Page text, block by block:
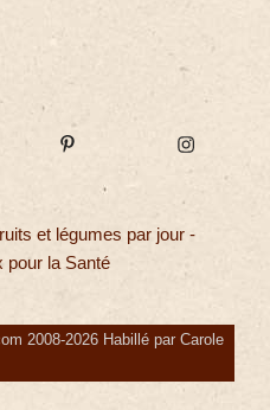
et légumes par jour -
pour la Santé
2008-2026 Habillé par Carole